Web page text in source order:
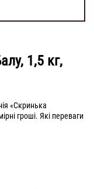
1,5 кг,
«Скринька
гроші. Які переваги